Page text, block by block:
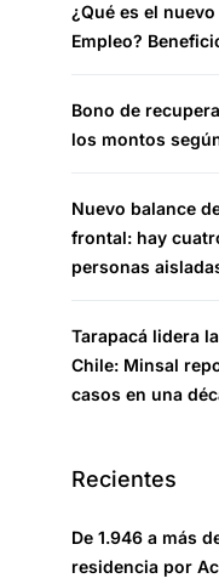
¿Qué es el
Empleo?
Bono de
los montos
Nuevo balance
frontal: hay
personas
Tarapacá lidera
Chile: Minsal
casos en una
Recientes
De 1.946 a más
residencia por